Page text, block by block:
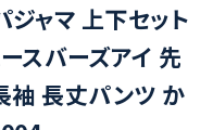
ャマ 上下セット
スバーズアイ 先
袖 長丈パンツ か